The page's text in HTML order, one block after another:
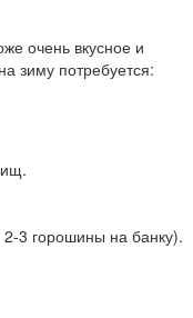
очень вкусное и
зиму потребуется:
3 горошины на банку).